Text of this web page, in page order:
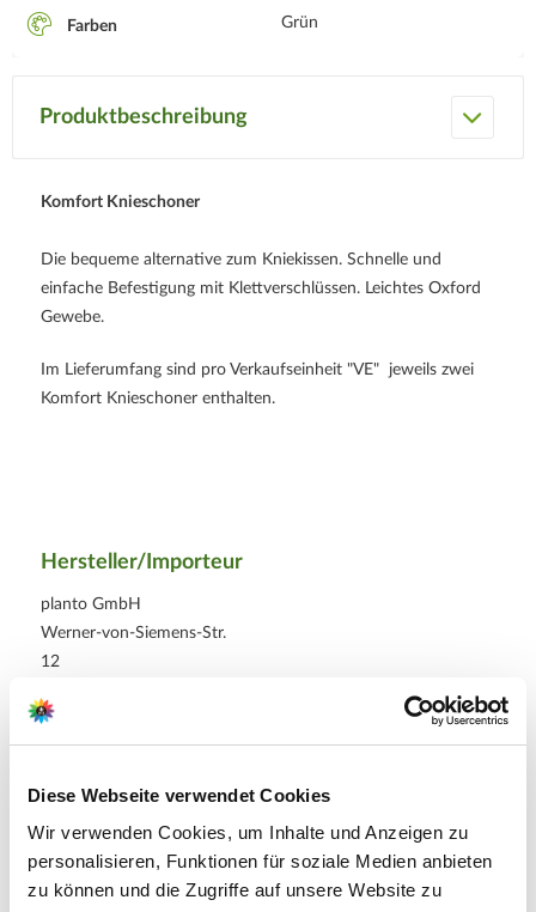
Diese Webseite verwendet Cookies
Wir verwenden Cookies, um Inhalte und Anzeigen zu
personalisieren, Funktionen für soziale Medien anbieten
zu können und die Zugriffe auf unsere Website zu
Farben Grün
Produktbeschreibung
Komfort Knieschoner
Die bequeme alternative zum Kniekissen. Schnelle und
einfache Befestigung mit Klettverschlüssen. Leichtes Oxford
Gewebe.
Im Lieferumfang sind pro Verkaufseinheit "VE" jeweils zwei
Komfort Knieschoner enthalten.
Hersteller/Importeur
planto GmbH
Werner-von-Siemens-Str.
12
E-Mail: info@planto.com
https://www.planto.com
Zubehör Produkte